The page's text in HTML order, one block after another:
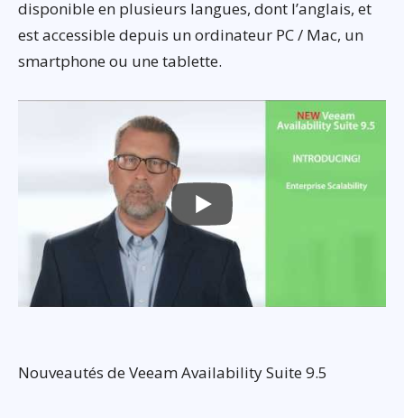
disponible en plusieurs langues, dont l’anglais, et
est accessible depuis un ordinateur PC / Mac, un
smartphone ou une tablette.
Nouveautés de Veeam Availability Suite 9.5